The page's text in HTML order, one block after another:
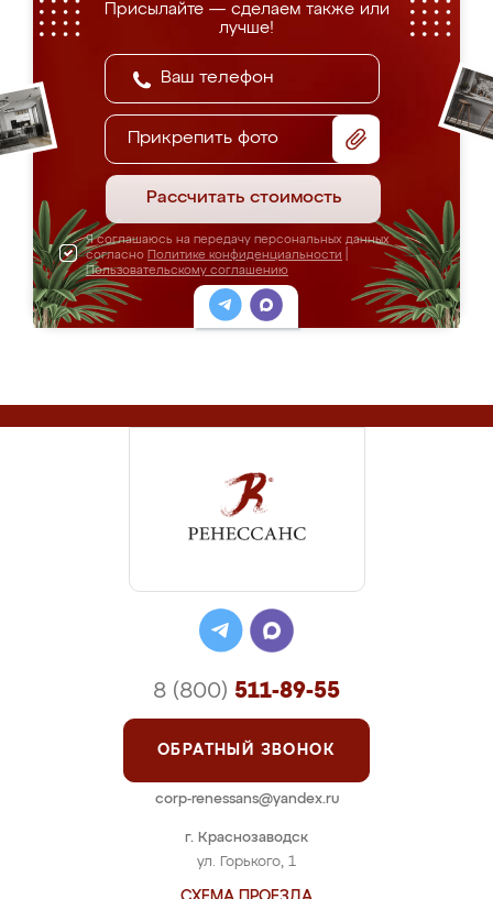
Присылайте — сделаем также или
лучше!
Прикрепить фото
Рассчитать стоимость
Я соглашаюсь на передачу персональных данных
согласно Политике конфиденциальности
Пользовательскому соглашению
г. Краснозаводск
ул. Горького, 1
8 (800) 511-89-55
ОБРАТНЫЙ ЗВОНОК
corp-renessans@yandex.ru